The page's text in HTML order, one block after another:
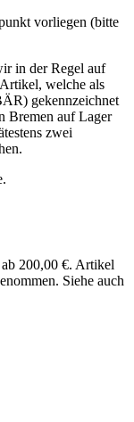
vorliegen (bitte
in der Regel auf
welche als
gekennzeichnet
Bremen auf Lager
zwei
200,00 €. Artikel
Siehe auch